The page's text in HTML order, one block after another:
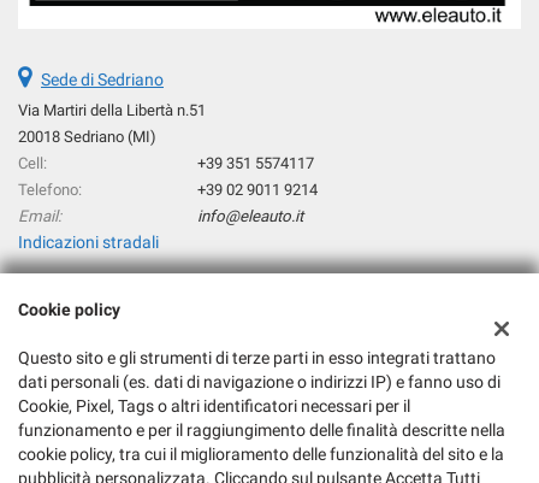
Sede di Sedriano
Via Martiri della Libertà n.51
20018 Sedriano (MI)
Cell:
+39 351 5574117
Telefono:
+39 02 9011 9214
Email:
info@eleauto.it
Indicazioni stradali
Eleauto Srl
Via Martiri della Libertà n°51, 20018 Sedriano (MI)
C.F/P.IVA:06217180964
Registro delle imprese: MI
REA:MI-1877570
Cookie policy
Questo sito e gli strumenti di terze parti in esso integrati trattano
dati personali (es. dati di navigazione o indirizzi IP) e fanno uso di
Cookie, Pixel, Tags o altri identificatori necessari per il
funzionamento e per il raggiungimento delle finalità descritte nella
cookie policy, tra cui il miglioramento delle funzionalità del sito e la
pubblicità personalizzata. Cliccando sul pulsante Accetta Tutti